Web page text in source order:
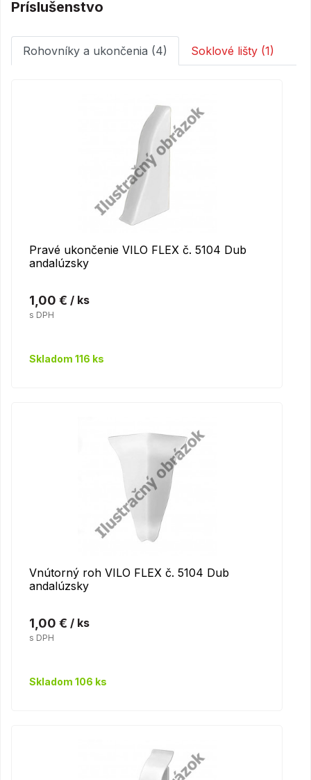
Príslušenstvo
Rohovníky a ukončenia (4) Soklové lišty (1)
Pravé ukončenie VILO FLEX č. 5104 Dub
andalúzsky
1,00 € / ks
s DPH
Skladom 116 ks
Vnútorný roh VILO FLEX č. 5104 Dub
andalúzsky
1,00 € / ks
s DPH
Skladom 106 ks